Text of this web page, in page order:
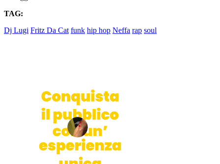
TAG:
Dj Lugi Fritz Da Cat funk hip hop Neffa rap soul